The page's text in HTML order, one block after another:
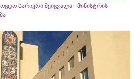
ბარიერი შეიცვალა - მინისტრის